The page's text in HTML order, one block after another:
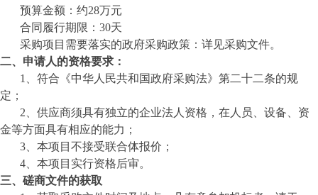
预算金额 ： 约28万元
合同履行期限： 30天
采购项目需要落实的政府采购政策：详见采购文件。
二、申请人的资格要求：
1、符合《中华人民共和国政府采购法》第二十二条的规
定；
2、供应商须具有独立的企业法人资格，在人员、设备、资
金等方面具有相应的能力；
3、本项目不接受联合体报价；
4、本项目实行资格后审。
三、磋商文件的获取